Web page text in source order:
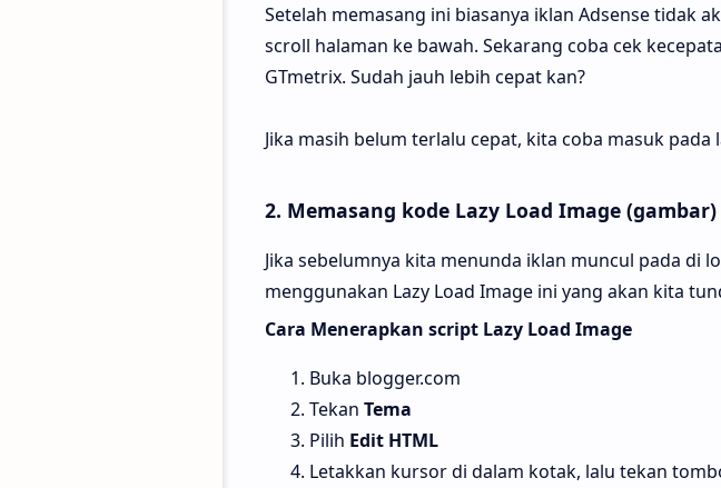
Setelah memasang ini biasanya iklan Adsense tidak
scroll halaman ke bawah. Sekarang coba cek
GTmetrix. Sudah jauh lebih cepat kan?
Jika masih belum terlalu cepat, kita coba masuk pada
2. Memasang kode Lazy Load Image (gambar)
Jika sebelumnya kita menunda iklan muncul pada di
menggunakan Lazy Load Image ini yang akan kita
Cara Menerapkan script Lazy Load Image
Buka blogger.com
Tekan Tema
Pilih Edit HTML
Letakkan kursor di dalam kotak, lalu tekan